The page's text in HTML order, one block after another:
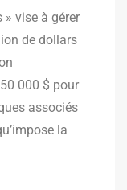
» vise à gérer
de dollars
000 $ pour
associés
la